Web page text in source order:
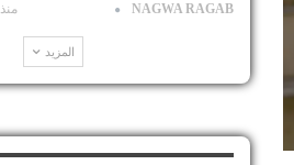
NAGWA RAGAB منذ
المزيد